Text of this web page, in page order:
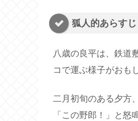
狐人的あらすじ
八歳の良平は、鉄道
コで運ぶ様子がおも
二月初旬のある夕方
「この野郎！」と怒